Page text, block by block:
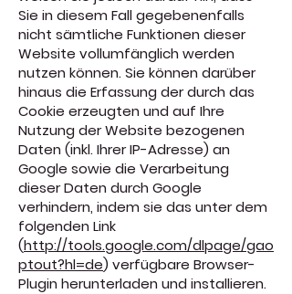
Sie in diesem Fall gegebenenfalls
nicht sämtliche Funktionen dieser
Website vollumfänglich werden
nutzen können. Sie können darüber
hinaus die Erfassung der durch das
Cookie erzeugten und auf Ihre
Nutzung der Website bezogenen
Daten (inkl. Ihrer IP-Adresse) an
Google sowie die Verarbeitung
dieser Daten durch Google
verhindern, indem sie das unter dem
folgenden Link
(http://tools.google.com/dlpage/gao
ptout?hl=de) verfügbare Browser-
Plugin herunterladen und installieren.